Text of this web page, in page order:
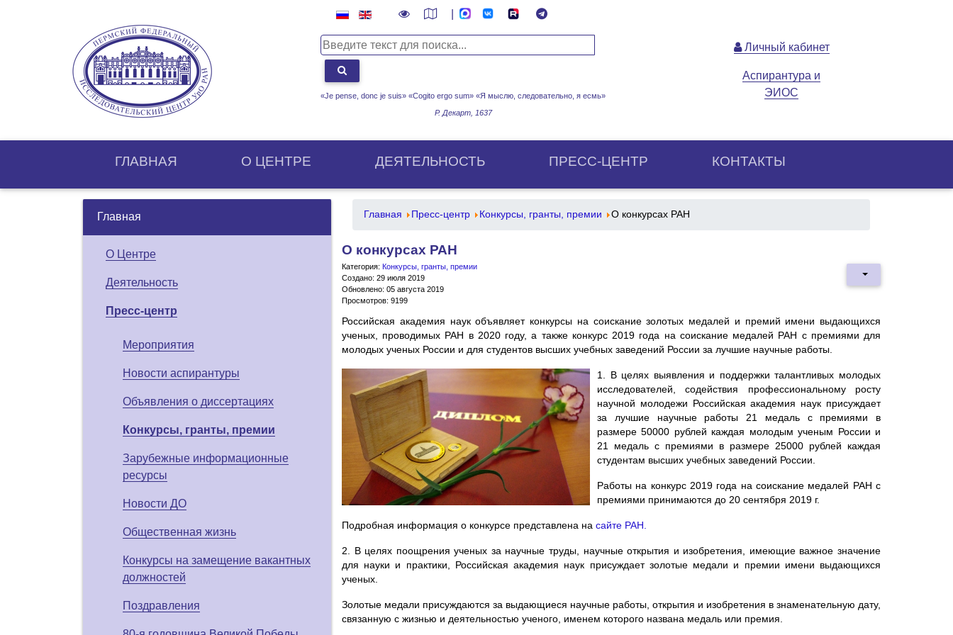
«Je pense, donc je suis» «Cogito ergo sum» «Я мыслю, следовательно, я есмь»
Р. Декарт, 1637
Личный кабинет
Аспирантура и
ЭИОС
ГЛАВНАЯ О ЦЕНТРE ДЕЯТЕЛЬНОСТЬ ПРЕСС-ЦЕНТР КОНТАКТЫ
Главная
О Центре
Деятельность
Пресс-центр
Мероприятия
Новости аспирантуры
Объявления о диссертациях
Конкурсы, гранты, премии
Зарубежные информационные
ресурсы
Новости ДО
Общественная жизнь
Конкурсы на замещение вакантных
должностей
Поздравления
Главная Пресс-центр Конкурсы, гранты, премии О конкурсах РАН
О конкурсах РАН
Категория: Конкурсы, гранты, премии
Создано: 29 июля 2019
Обновлено: 05 августа 2019
Просмотров: 9199
Российская академия наук объявляет конкурсы на соискание золотых медалей и премий имени выдающихся
ученых, проводимых РАН в 2020 году, а также конкурс 2019 года на соискание медалей РАН с премиями для
молодых ученых России и для студентов высших учебных заведений России за лучшие научные работы.
1. В целях выявления и поддержки талантливых молодых
исследователей, содействия профессиональному росту
научной молодежи Российская академия наук присуждает
за лучшие научные работы 21 медаль с премиями в
размере 50000 рублей каждая молодым ученым России и
21 медаль с премиями в размере 25000 рублей каждая
cтyдeнтaм высших учебных заведений России.
Работы на конкурс 2019 года на соискание медалей РАН с
премиями принимаются до 20 сентября 2019 г.
Подробная информация о конкурсе представлена на сайте РАН.
2. В целях поощрения ученых за научные труды, научные открытия и изобретения, имеющие важное значение
для науки и практики, Российская академия наук присуждает золотые медали и премии имени выдающихся
ученых.
Золотые медали присуждаются за выдающиеся научные работы, открытия и изобретения в знаменательную дату,
связанную с жизнью и деятельностью ученого, именем которого названа медаль или премия.